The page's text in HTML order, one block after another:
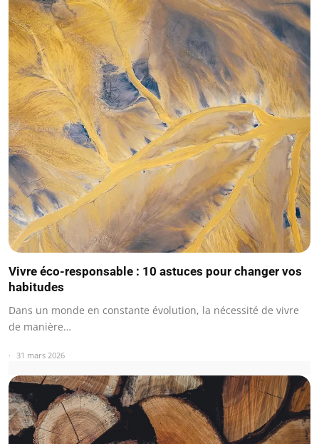
Vivre éco-responsable : 10 astuces pour changer vos
habitudes
Dans un monde en constante évolution, la nécessité de vivre
de manière…
31 mars 2026